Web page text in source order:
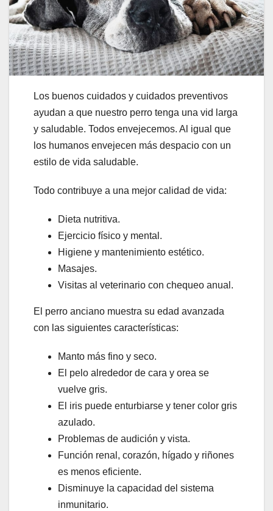
Los buenos cuidados y cuidados preventivos
ayudan a que nuestro perro tenga una vid larga
y saludable. Todos envejecemos. Al igual que
los humanos envejecen más despacio con un
estilo de vida saludable.
Todo contribuye a una mejor calidad de vida:
Dieta nutritiva.
Ejercicio físico y mental.
Higiene y mantenimiento estético.
Masajes.
Visitas al veterinario con chequeo anual.
El perro anciano muestra su edad avanzada
con las siguientes características:
Manto más fino y seco.
El pelo alrededor de cara y orea se
vuelve gris.
El iris puede enturbiarse y tener color gris
azulado.
Problemas de audición y vista.
Función renal, corazón, hígado y riñones
es menos eficiente.
Disminuye la capacidad del sistema
inmunitario.